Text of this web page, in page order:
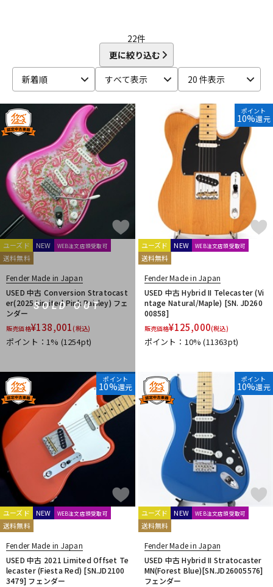
22件
更に絞り込む
新着順
すべて表示 20 件表示
SOLD OUT
ユーズド NEW WEB注文店頭受取可
送料無料
Fender Made in Japan
USED 中古 Conversion Stratocast
er(2025 Limited Pink Paisley) フェ
ンダー
販売価格¥138,001(税込)
ポイント：1% (1254pt)
ポイント
10%還元
ユーズド NEW WEB注文店頭受取可
送料無料
Fender Made in Japan
USED 中古 Hybrid II Telecaster (Vi
ntage Natural/Maple) [SN. JD260
00858]
販売価格¥125,000(税込)
ポイント：10%(11363pt)
ポイント
10%還元
ユーズド NEW WEB注文店頭受取可
送料無料
Fender Made in Japan
USED 中古 2021 Limited Offset Te
lecaster (Fiesta Red) [SN.JD2100
3479] フェンダー
ポイント
10%還元
ユーズド NEW WEB注文店頭受取可
送料無料
Fender Made in Japan
USED 中古 Hybrid II Stratocaster
MN(Forest Blue)[SN.JD26005576]
フェンダー